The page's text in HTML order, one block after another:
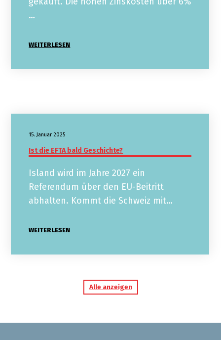
…
WEITERLESEN
15. Januar 2025
Ist die EFTA bald Geschichte?
Island wird im Jahre 2027 ein
Referendum über den EU-Beitritt
abhalten. Kommt die Schweiz mit…
WEITERLESEN
Alle anzeigen